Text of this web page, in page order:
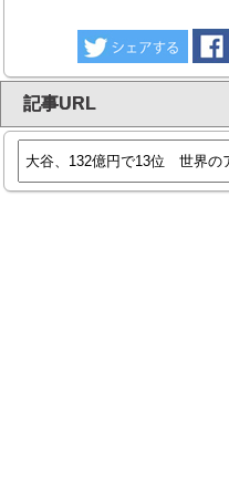
記事URL